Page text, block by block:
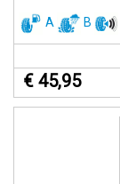
A B
€ 45,95